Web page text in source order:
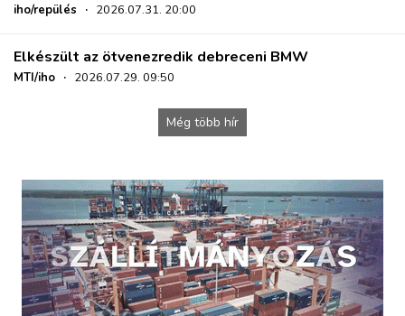
iho/repülés · 2026.07.31. 20:00
Elkészült az ötvenezredik debreceni BMW
MTI/iho · 2026.07.29. 09:50
Még több hír